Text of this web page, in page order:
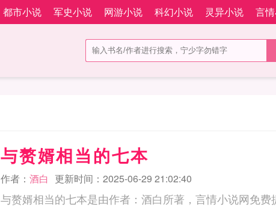
都市小说 军史小说 网游小说 科幻小说 灵异小说 言
与赘婿相当的七本
作者： 酒白 更新时间：2025-06-29 21:02:40
与赘婿相当的七本是由作者：酒白所著，言情小说网免费